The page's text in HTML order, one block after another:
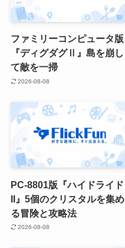
ファミリーコンピュータ版
『ディグダグⅡ』島を崩し
て敵を一掃
2026-08-08
PC-8801版『ハイドライド
II』5個のクリスタルを集め
る冒険と攻略法
2026-08-08